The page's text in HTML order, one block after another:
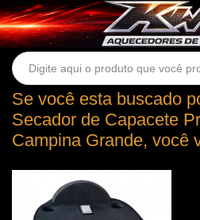
Se você esta buscado
Secador de Capacete
Campina Grande, você